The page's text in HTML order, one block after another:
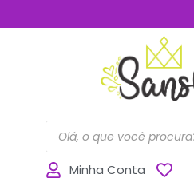
Minha Conta